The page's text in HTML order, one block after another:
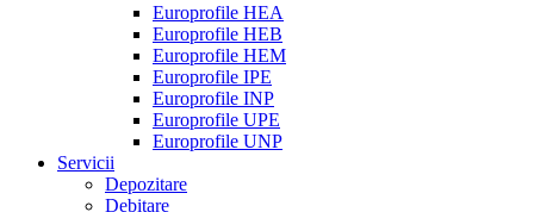
Europrofile HEA
Europrofile HEB
Europrofile HEM
Europrofile IPE
Europrofile INP
Europrofile UPE
Europrofile UNP
Servicii
Depozitare
Debitare